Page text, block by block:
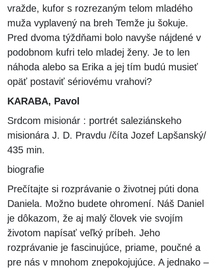
vražde, kufor s rozrezaným telom mladého
muža vyplavený na breh Temže ju šokuje.
Pred dvoma týždňami bolo navyše nájdené v
podobnom kufri telo mladej ženy. Je to len
náhoda alebo sa Erika a jej tím budú musieť
opäť postaviť sériovému vrahovi?
KARABA, Pavol
Srdcom misionár : portrét saleziánskeho
misionára J. D. Pravdu /číta Jozef Lapšanský/
435 min.
biografie
Prečítajte si rozprávanie o životnej púti dona
Daniela. Možno budete ohromení. Náš Daniel
je dôkazom, že aj malý človek vie svojím
životom napísať veľký príbeh. Jeho
rozprávanie je fascinujúce, priame, poučné a
pre nás v mnohom znepokojujúce. A jednako –